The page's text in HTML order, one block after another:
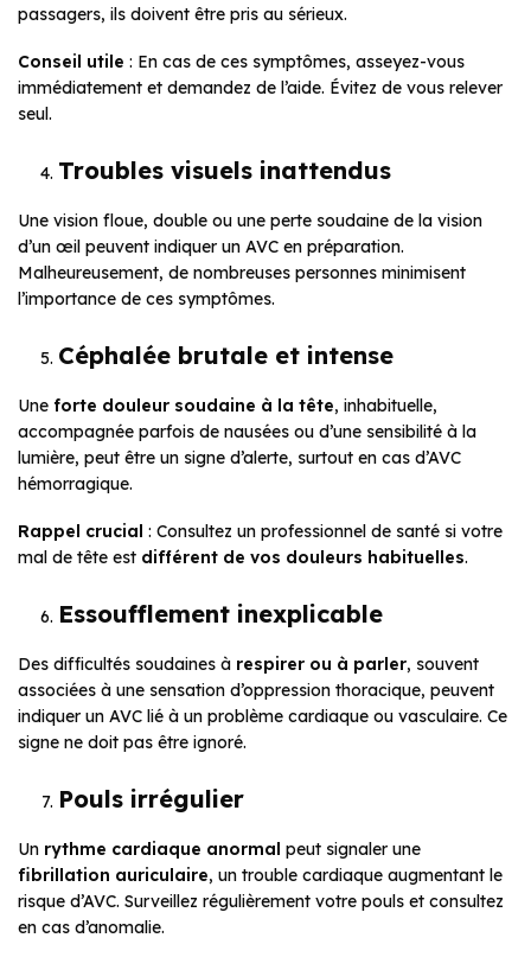
passagers, ils doivent être pris au sérieux.
Conseil utile : En cas de ces symptômes, asseyez-vous
immédiatement et demandez de l’aide. Évitez de vous relever
seul.
Troubles visuels inattendus
Une vision floue, double ou une perte soudaine de la vision
d’un œil peuvent indiquer un AVC en préparation.
Malheureusement, de nombreuses personnes minimisent
l’importance de ces symptômes.
Céphalée brutale et intense
Une forte douleur soudaine à la tête, inhabituelle,
accompagnée parfois de nausées ou d’une sensibilité à la
lumière, peut être un signe d’alerte, surtout en cas d’AVC
hémorragique.
Rappel crucial : Consultez un professionnel de santé si votre
mal de tête est différent de vos douleurs habituelles.
Essoufflement inexplicable
Des difficultés soudaines à respirer ou à parler, souvent
associées à une sensation d’oppression thoracique, peuvent
indiquer un AVC lié à un problème cardiaque ou vasculaire. Ce
signe ne doit pas être ignoré.
Pouls irrégulier
Un rythme cardiaque anormal peut signaler une
fibrillation auriculaire, un trouble cardiaque augmentant le
risque d’AVC. Surveillez régulièrement votre pouls et consultez
en cas d’anomalie.